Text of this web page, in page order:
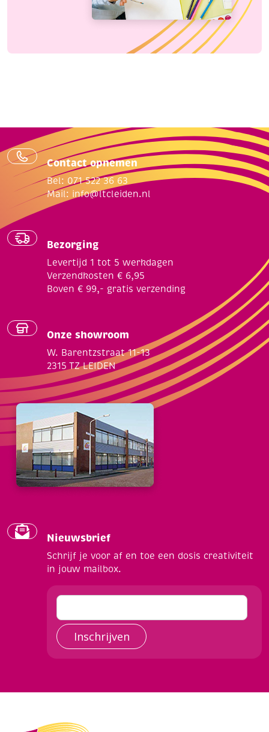
Contact opnemen
Bel: 071 522 36 63
Mail: info@ltcleiden.nl
Bezorging
Levertijd 1 tot 5 werkdagen
Verzendkosten € 6,95
Boven € 99,- gratis verzending
Onze showroom
W. Barentzstraat 11-13
2315 TZ LEIDEN
Nieuwsbrief
Schrijf je voor af en toe een dosis creativiteit
in jouw mailbox.
Inschrijven